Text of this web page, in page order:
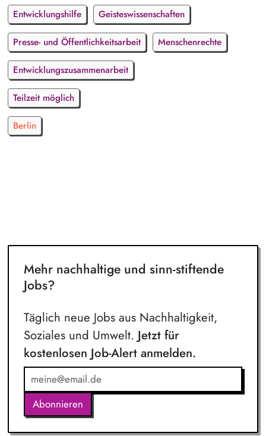
Entwicklungshilfe Geisteswissenschaften
Presse- und Öffentlichkeitsarbeit Menschenrechte
Entwicklungszusammenarbeit
Teilzeit möglich
Berlin
Mehr nachhaltige und sinn-stiftende
Jobs?
Täglich neue Jobs aus Nachhaltigkeit,
Soziales und Umwelt. Jetzt für
kostenlosen Job-Alert anmelden.
Abonnieren